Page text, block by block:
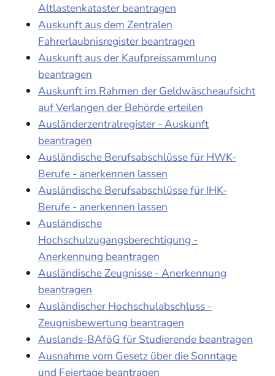
Altlastenkataster beantragen
Auskunft aus dem Zentralen
Fahrerlaubnisregister beantragen
Auskunft aus der Kaufpreissammlung
beantragen
Auskunft im Rahmen der Geldwäscheaufsicht
auf Verlangen der Behörde erteilen
Ausländerzentralregister - Auskunft
beantragen
Ausländische Berufsabschlüsse für HWK-
Berufe - anerkennen lassen
Ausländische Berufsabschlüsse für IHK-
Berufe - anerkennen lassen
Ausländische
Hochschulzugangsberechtigung -
Anerkennung beantragen
Ausländische Zeugnisse - Anerkennung
beantragen
Ausländischer Hochschulabschluss -
Zeugnisbewertung beantragen
Auslands-BAföG für Studierende beantragen
Ausnahme vom Gesetz über die Sonntage
und Feiertage beantragen